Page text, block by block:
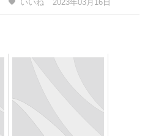
いいね
2023年03月16日